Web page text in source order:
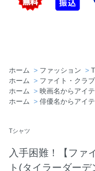
ホーム > ファッション >
ホーム > ファイト・クラブ
ホーム > 映画名からアイ
ホーム > 俳優名からアイ
Tシャツ
入手困難！【ファ
ト(タイラーダー